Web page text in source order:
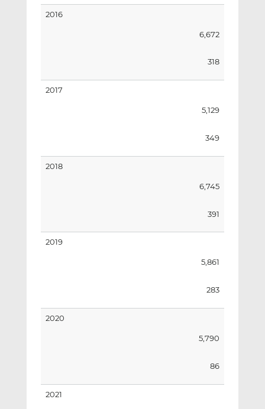
2016
6,672
318
2017
5,129
349
2018
6,745
391
2019
5,861
283
2020
5,790
86
2021